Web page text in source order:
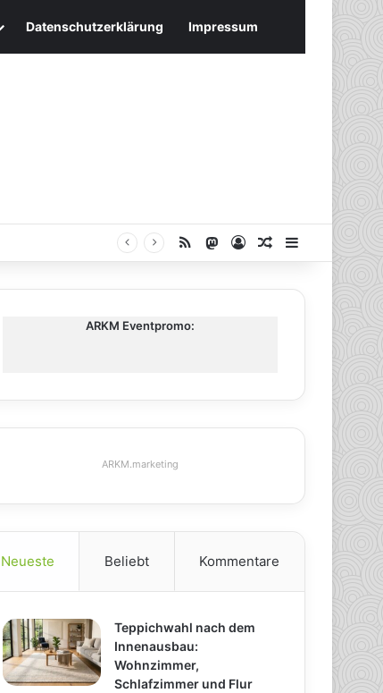
Datenschutzerklärung Impressum
RSS Mastodon
AnmeldenZufälliger
ARKM Eventpromo:
ARKM.marketing
Neueste Beliebt Kommentare
Teppichwahl nach dem
Innenausbau:
Wohnzimmer,
Schlafzimmer und Flur